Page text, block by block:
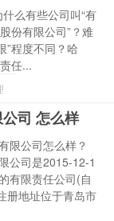
么有些公司叫“有
份有限公司”？难
”程度不同？哈
任...
司 怎么样
限公司怎么样？
公司是2015-12-1
有限责任公司(自
册地址位于青岛市